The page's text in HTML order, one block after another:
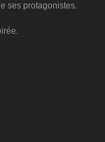
ses protagonistes.